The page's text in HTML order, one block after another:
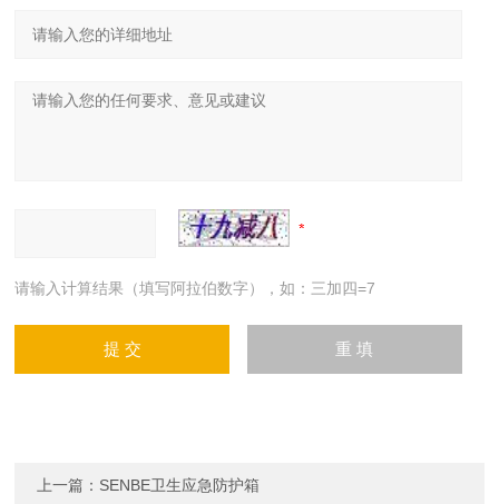
请输入计算结果（填写阿拉伯数字），如：三加四=7
上一篇： SENBE卫生应急防护箱